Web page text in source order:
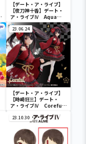
【デート・ア・ライブ】
【夜刀神十香】デート・
ア・ライブⅣ Aqua
Float Girlsフィギュア
夜刀神十香
23.06.24
【デート・ア・ライブ】
【時崎狂三】デート・
ア・ライブⅣ Coreful
和ゴスver.～
23.10.30